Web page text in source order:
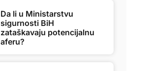
Da li u Ministarstvu
sigurnosti BiH
zataškavaju potencijalnu
aferu?